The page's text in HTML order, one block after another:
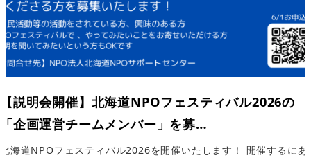
【説明会開催】北海道NPOフェスティバル2026の
「企画運営チームメンバー」を募…
北海道NPOフェスティバル2026を開催いたします！ 開催するにあ